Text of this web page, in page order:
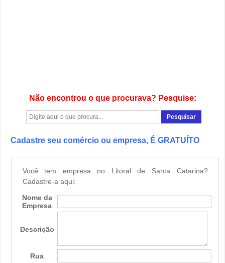
Não encontrou o que procurava? Pesquise:
Cadastre seu comércio ou empresa, É GRATUÍTO
Você tem empresa no Litoral de Santa Catarina?
Cadastre-a aqui:
Nome da
Empresa
Descrição
Rua